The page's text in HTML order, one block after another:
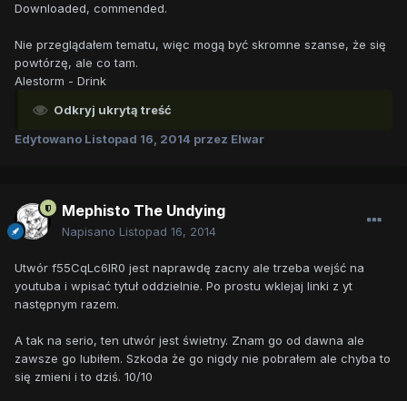
Downloaded, commended.
Nie przeglądałem tematu, więc mogą być skromne szanse, że się
powtórzę, ale co tam.
Alestorm - Drink
Odkryj ukrytą treść
Edytowano Listopad 16, 2014 przez Elwar
Mephisto The Undying
Napisano Listopad 16, 2014
Utwór f55CqLc6IR0 jest naprawdę zacny ale trzeba wejść na
youtuba i wpisać tytuł oddzielnie. Po prostu wklejaj linki z yt
następnym razem.
A tak na serio, ten utwór jest świetny. Znam go od dawna ale
zawsze go lubiłem. Szkoda że go nigdy nie pobrałem ale chyba to
się zmieni i to dziś. 10/10